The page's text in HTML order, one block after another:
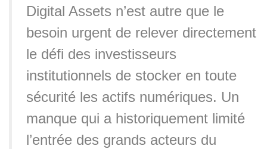
Digital Assets n’est autre que le
besoin urgent de relever directement
le défi des investisseurs
institutionnels de stocker en toute
sécurité les actifs numériques. Un
manque qui a historiquement limité
l’entrée des grands acteurs du